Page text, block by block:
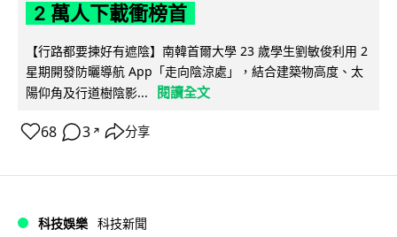
2 萬人下載衝榜首
【行路都要揀好有遮陰】南韓首爾大學 23 歲學生劉敏俊利用 2
星期開發防曬導航 App「走向陰涼處」，結合建築物高度、太
陽仰角及行道樹陰影...
閱讀全文
68 3 ↗ 分享
科技娛樂 科技新聞